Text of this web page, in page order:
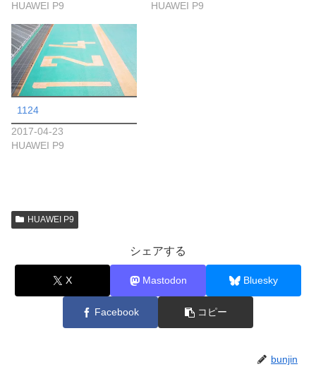
HUAWEI P9
HUAWEI P9
1124
2017-04-23
HUAWEI P9
HUAWEI P9
シェアする
X Mastodon Bluesky
Facebook コピー
bunjin